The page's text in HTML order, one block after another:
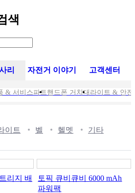
색
리 자전거 이야기 고객센터
& 서비스파트 핸드폰 거치대 라이트 & 안전
이트 벨 헬멧 기타
리지 배
토픽 큐비큐비 6000 mAh
파워팩